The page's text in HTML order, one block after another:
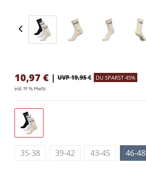
10,97 € | UVP 19,95 € DU SPARST 45%
inkl. 19 % MwSt.
35-38 39-42 43-45 46-48